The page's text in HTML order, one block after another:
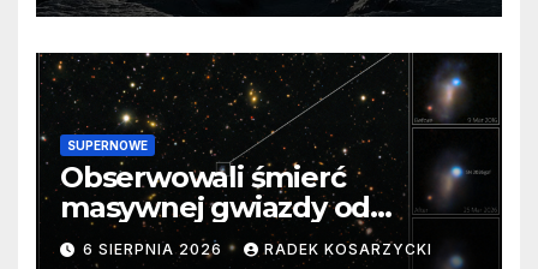
SUPERNOWE
Obserwowali śmierć
masywnej gwiazdy od
samego początku. Niezwykle
6 SIERPNIA 2026 RADEK KOSARZYCKI